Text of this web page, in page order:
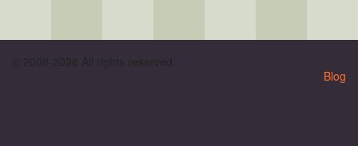
© 2008-2026 All rights reserved.
Blog